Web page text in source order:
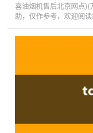
喜油烟机售后北京网点
助，仅作参考，欢迎阅